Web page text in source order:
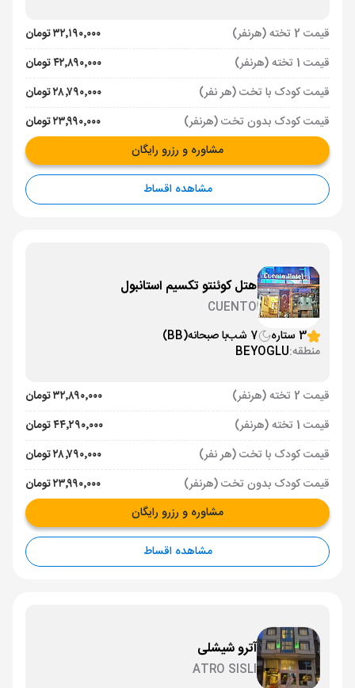
قیمت 2 تخته (هرنفر)
۳۲٬۱۹۰٬۰۰۰ تومان
قیمت 1 تخته (هرنفر)
۴۲٬۸۹۰٬۰۰۰ تومان
قیمت کودک با تخت (هر نفر)
۲۸٬۷۹۰٬۰۰۰ تومان
قیمت کودک بدون تخت (هرنفر)
۲۳٬۹۹۰٬۰۰۰ تومان
مشاوره و رزرو رایگان
مشاهده اقساط
هتل کوئنتو تکسیم استانبول
CUENTO
3 ستاره
7 شب با صبحانه(BB)
منطقه:BEYOGLU
قیمت 2 تخته (هرنفر)
۳۲٬۸۹۰٬۰۰۰ تومان
قیمت 1 تخته (هرنفر)
۴۴٬۲۹۰٬۰۰۰ تومان
قیمت کودک با تخت (هر نفر)
۲۸٬۷۹۰٬۰۰۰ تومان
قیمت کودک بدون تخت (هرنفر)
۲۳٬۹۹۰٬۰۰۰ تومان
مشاوره و رزرو رایگان
مشاهده اقساط
آترو شیشلی
ATRO SISLI